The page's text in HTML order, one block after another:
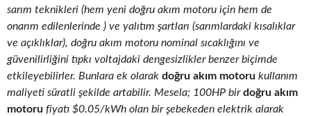
sarım teknikleri (hem yeni doğru akım motoru için hem de
onarım edilenlerinde ) ve yalıtım şartları (sarımlardaki kısalıklar
ve açıklıklar), doğru akım motoru nominal sıcaklığını ve
güvenilirliğini tıpkı voltajdaki dengesizlikler benzer biçimde
etkileyebilirler. Bunlara ek olarak doğru akım motoru kullanım
maliyeti süratli şekilde artabilir. Mesela; 100HP birdoğru akım
motoru fiyatı $0.05/kWh olan bir şebekeden elektrik alarak